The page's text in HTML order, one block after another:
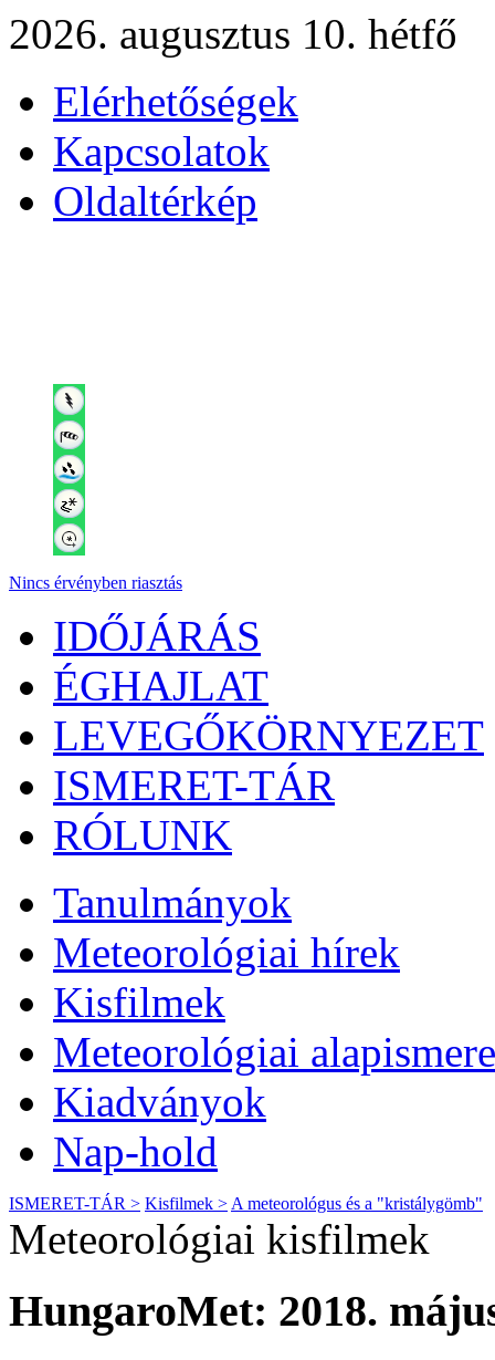
2026. augusztus 10. hétfő
Elérhetőségek
Kapcsolatok
Oldaltérkép
Nincs érvényben riasztás
IDŐJÁRÁS
ÉGHAJLAT
LEVEGŐKÖRNYEZET
ISMERET-TÁR
RÓLUNK
Tanulmányok
Meteorológiai hírek
Kisfilmek
Meteorológiai
Kiadványok
Nap-hold
ISMERET-TÁR > Kisfilmek > A meteorológus és a "kristálygömb"
Meteorológiai kisfilmek
HungaroMet: 2018.